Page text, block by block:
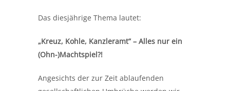
Das diesjährige Thema lautet:
„Kreuz, Kohle, Kanzleramt” – Alles nur ein
(Ohn-)Machtspiel?!
Angesichts der zur Zeit ablaufenden